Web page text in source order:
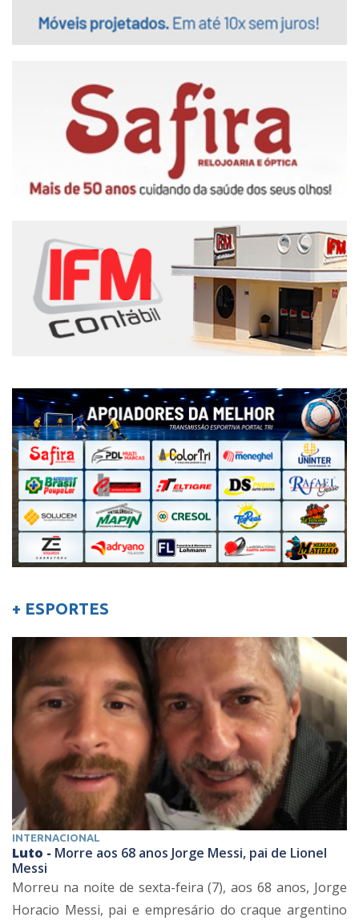
+ ESPORTES
INTERNACIONAL
Luto - Morre aos 68 anos Jorge Messi, pai de Lionel
Messi
Morreu na noite de sexta-feira (7), aos 68 anos, Jorge
Horacio Messi, pai e empresário do craque argentino